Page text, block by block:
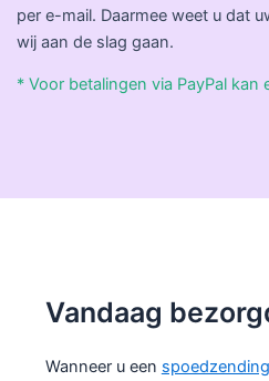
per e-mail. Daarmee weet u dat
wij aan de slag gaan.
* Voor betalingen via PayPal kan
Vandaag
Wanneer u een spoedzending